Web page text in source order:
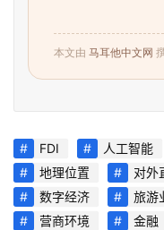
首
旅
游
攻
略
本文由 马耳他中文网
FDI 人工智能
地理位置
对外
数字经济
旅游
营商环境
金融